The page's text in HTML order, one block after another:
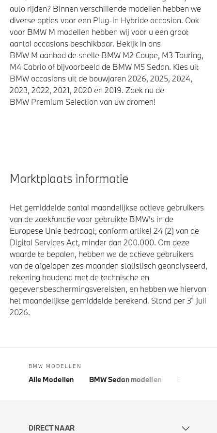
auto rijden? Binnen verschillende modellen hebben we
diverse opties voor een Plug-in Hybride occasion. Ook
voor BMW M modellen hebben wij voor u een groot
aantal occasions beschikbaar. Bekijk in ons
BMW M aanbod de snelle BMW M2 Coupe, M3 Touring,
M4 Cabrio of bijvoorbeeld de BMW M5 Sedan. Kies uit
BMW occasions uit de bouwjaren 2026, 2025, 2024,
2023, 2022, 2021, 2020 en 2019. Zoek nu de
BMW Premium Selection van uw dromen!
Marktplaats informatie
Het gemiddelde aantal maandelijkse actieve gebruikers
van de zoekfunctie voor gebruikte BMW's in de
Europese Unie bedraagt, conform artikel 24 (2) van de
Digital Services Act, minder dan 200.000. Om deze
waarde te bepalen, hebben we de actieve gebruikers
van de afgelopen zes maanden statistisch geanalyseerd,
rekening houdend met de technische en
gegevensbeschermingsvereisten, en hebben we hiervan
het maandelijkse gemiddelde berekend. Stand per 31 juli
2026.
BMW MODELLEN
Alle Modellen BMW Sedan modellen
DIRECT NAAR